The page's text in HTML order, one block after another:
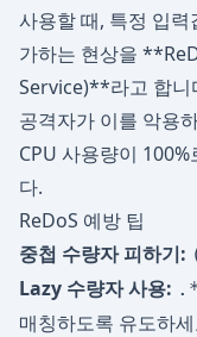
사용할 때, 특정 입
가하는 현상을
Service)**라고 합니
공격자가 이를 악용
CPU 사용량이
다.
ReDoS 예방 팁
중첩 수량자 피하기:
Lazy 수량자 사용: .*
매칭하도록 유도하